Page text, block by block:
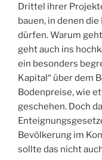
Drittel ihrer
bauen, in denen
dürfen. Warum
geht auch ins
ein besonders
Kapital“ über dem
Bodenpreise, wie
geschehen. Doch
Bevölkerung im
sollte das nicht